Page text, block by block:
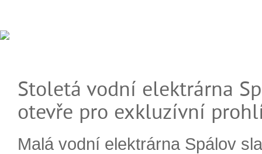
Stoletá vodní elektrárna
otevře pro exkluzívní
Malá vodní elektrárna Spálov